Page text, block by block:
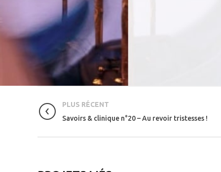
PLUS RÉCENT
Savoirs & clinique n°20 – Au revoir tristesses !